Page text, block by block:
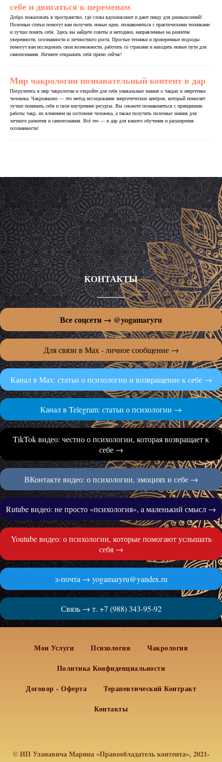
себе и двигаться к переменам
Добро пожаловать в пространство, где слова вдохновляют и дают пищу для размышлений!
Полезные статьи помогут вам получить новые идеи, познакомиться с практическими техниками
и лучше понять себя. Здесь вы найдете советы и методики, направленные на развитие
уверенности, осознанности и личностного роста. Простые техники и проверенные подходы
помогут вам исследовать свои возможности, работать со страхами и находить новые пути для
самопознания. Начните открывать себя прямо сейчас!
Мир чакрологии познавательный контент в дар
Погрузитесь в мир чакрологии и откройте для себя уникальные знания о чакрах и энергетике
человека. Чакроанализ — это метод исследования энергетических центров, который помогает
лучше понимать себя и свои внутренние ресурсы. Вы сможете познакомиться с принципами
работы чакр, их влиянием на состояние человека, а также получить полезные знания для
личного развития и самопознания. Всё это — в дар для вашего обучения и расширения
осознанности!
КОНТАКТЫ
Все соцсети → @yogamaryru
Для связи в Мах - личное сообщение →
Канал в Мах: статьи о психологии и возвращение к себе →
Канал в Telegram: статьи о психологии →
TikTok видео: честно о психологии, которая возвращает к
себе →
ВКонтакте видео: о психологии, эмоциях и себе →
Rutube видео: не просто «психология», а маленький смысл →
Youtube видео: о психологии, которые помогают услышать
себя →
э-почта → yogamaryru@yandex.ru
Связь → т. +7 (988) 343-95-92
Мои Услуги Психология
Чакрология
Политика Конфиденциальности
Договор - Оферта
Терапевтический Контракт
Контакты
© ИП Уланавича Марина «Правообладатель контента», 2021-